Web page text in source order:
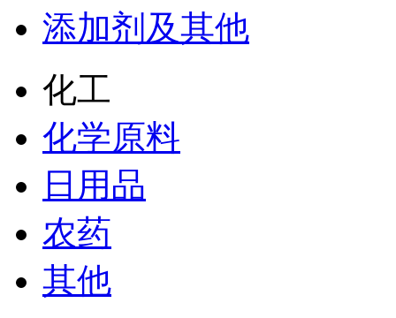
添加剂及其他
化工
化学原料
日用品
农药
其他